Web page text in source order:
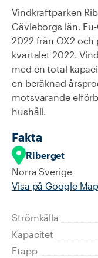
Vindkraftparken
Gävleborgs län.
2022 från OX2
kvartalet 2022.
med en total
en beräknad
motsvarande
hushåll.
Fakta
Riberget
Norra Sverige
Visa på Google
Strömkälla
Kapacitet
Etapp